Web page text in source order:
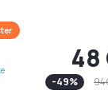
48
-49% 94